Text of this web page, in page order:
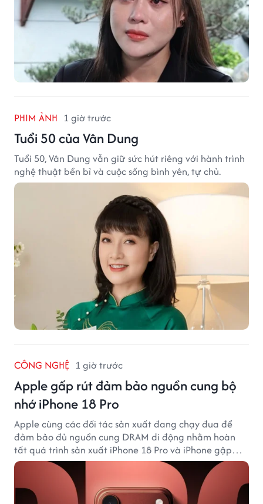
PHIM ẢNH 1 giờ trước
Tuổi 50 của Vân Dung
Tuổi 50, Vân Dung vẫn giữ sức hút riêng với hành trình
nghệ thuật bền bỉ và cuộc sống bình yên, tự chủ.
CÔNG NGHỆ 1 giờ trước
Apple gấp rút đảm bảo nguồn cung bộ
nhớ iPhone 18 Pro
Apple cùng các đối tác sản xuất đang chạy đua để
đảm bảo đủ nguồn cung DRAM di động nhằm hoàn
tất quá trình sản xuất iPhone 18 Pro và iPhone gập
đầu tiên.